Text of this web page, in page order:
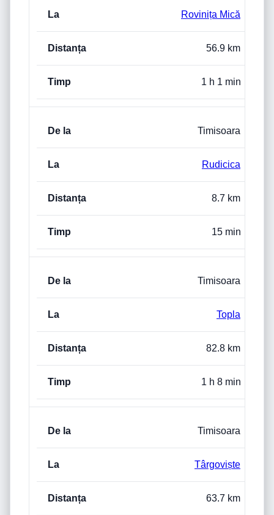
Rovinița Mică
56.9 km
1 h 1 min
Timisoara
Rudicica
8.7 km
15 min
Timisoara
Topla
82.8 km
1 h 8 min
Timisoara
Târgoviște
63.7 km